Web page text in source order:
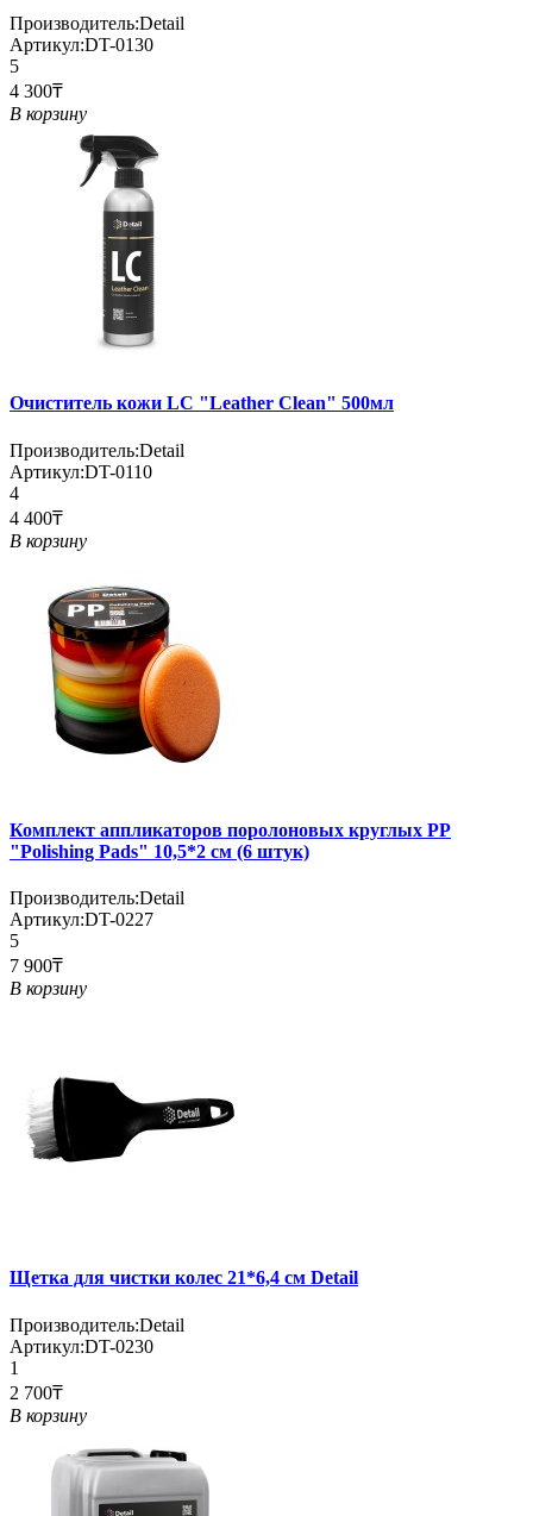
Производитель:Detail
Артикул:DT-0130
5
4 300₸
В корзину
Очиститель кожи LC "Leather Clean" 500мл
Производитель:Detail
Артикул:DT-0110
4
4 400₸
В корзину
Комплект аппликаторов поролоновых круглых PP
"Polishing Pads" 10,5*2 см (6 штук)
Производитель:Detail
Артикул:DT-0227
5
7 900₸
В корзину
Щетка для чистки колес 21*6,4 см Detail
Производитель:Detail
Артикул:DT-0230
1
2 700₸
В корзину